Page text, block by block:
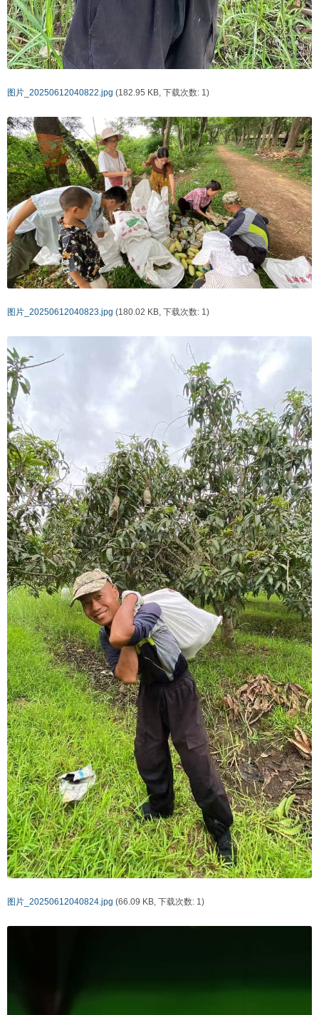
图片_20250612040822.jpg (182.95 KB, 下载次数: 1)
图片_20250612040823.jpg (180.02 KB, 下载次数: 1)
图片_20250612040824.jpg (66.09 KB, 下载次数: 1)